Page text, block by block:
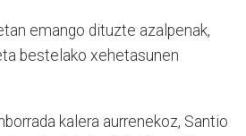
emango dituzte azalpenak,
bestelako xehetasunen
kalera aurrenekoz, Santio